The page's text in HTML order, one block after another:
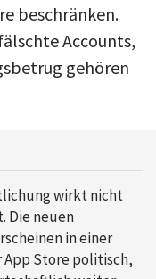
beschränken.
Accounts,
gehören
wirkt nicht
Die neuen
in einer
App Store politisch,